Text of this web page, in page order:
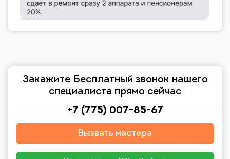
Закажите Бесплатный звонок нашего
специалиста прямо сейчас
+7 (775) 007-85-67
Вызвать мастера